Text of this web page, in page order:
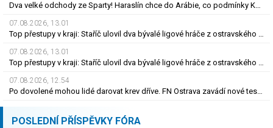
Dva velké odchody ze Sparty! Haraslín chce do Arábie, co podmínky Kuchtova transferu?
07.08.2026, 13.01
Top přestupy v kraji: Staříč ulovil dva bývalé ligové hráče z ostravského Baníku
07.08.2026, 13.01
Top přestupy v kraji: Staříč ulovil dva bývalé ligové hráče z ostravského Baníku
07.08.2026, 12.54
Po dovolené mohou lidé darovat krev dříve. FN Ostrava zavádí nové testování
POSLEDNÍ PŘÍSPĚVKY FÓRA